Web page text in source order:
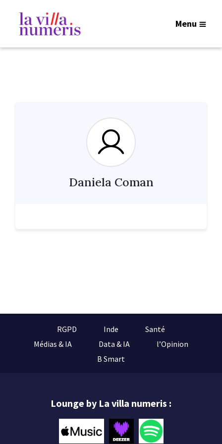
Menu
Daniela Coman
RGPD Inde
Santé
Médias & IA
Data & IA
l’Opinion
B Smart
Lounge by La villa numeris :